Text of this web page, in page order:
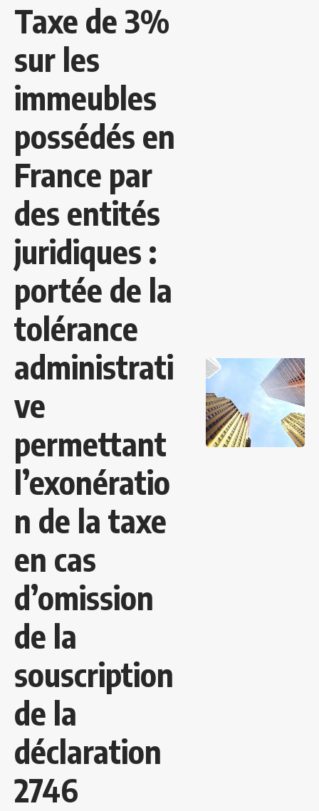
Taxe de 3%
sur les
immeubles
possédés en
France par
des entités
juridiques :
portée de la
tolérance
administrati
ve
permettant
l’exonératio
n de la taxe
en cas
d’omission
de la
souscription
de la
déclaration
2746